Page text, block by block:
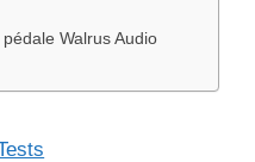
Walrus Audio